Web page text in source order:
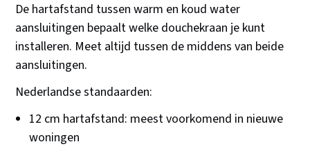
De hartafstand tussen warm en koud water
aansluitingen bepaalt welke douchekraan je kunt
installeren. Meet altijd tussen de middens van beide
aansluitingen.
Nederlandse standaarden:
12 cm hartafstand: meest voorkomend in nieuwe
woningen